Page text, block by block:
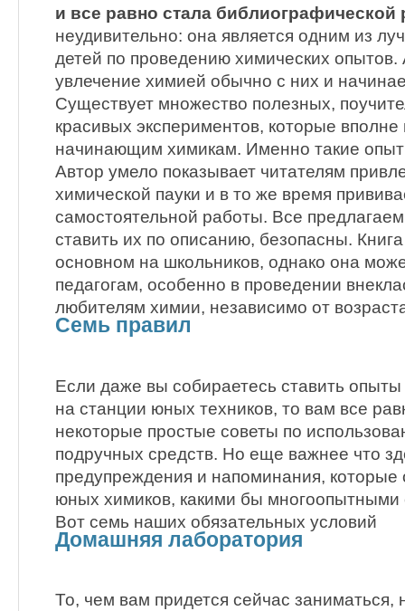
и все равно стала библиографической
неудивительно: она является одним из
детей по проведению химических опытов.
увлечение химией обычно с них и
Существует множество полезных,
красивых экспериментов, которые вполне
начинающим химикам. Именно такие
Автор умело показывает читателям
химической пауки и в то же время
самостоятельной работы. Все
ставить их по описанию, безопасны.
основном на школьников, однако она
педагогам, особенно в проведении
любителям химии, независимо от
Семь правил
Если даже вы собираетесь ставить
на станции юных техников, то вам все
некоторые простые советы по
подручных средств. Но еще важнее что
предупреждения и напоминания, которые
юных химиков, какими бы многоопытными
Вот семь наших обязательных условий
Домашняя лаборатория
То, чем вам придется сейчас заниматься,